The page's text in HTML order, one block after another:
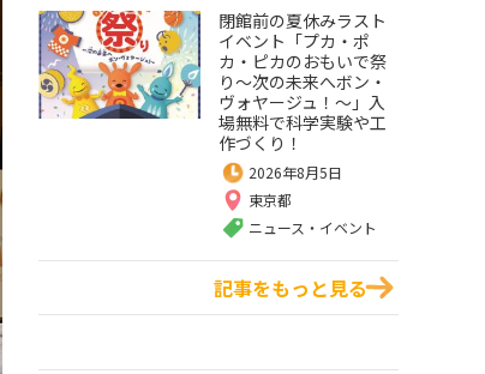
閉館前の夏休みラスト
イベント「プカ・ポ
カ・ピカのおもいで祭
り～次の未来へボン・
ヴォヤージュ！～」入
場無料で科学実験や工
作づくり！
2026年8月5日
東京都
ニュース・イベント
記事をもっと見る